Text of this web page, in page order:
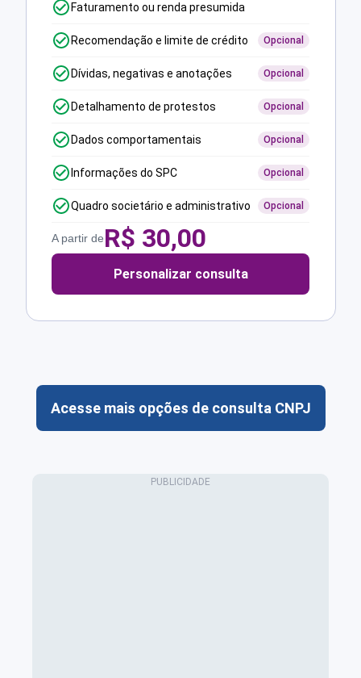
Faturamento ou renda presumida
Recomendação e limite de crédito Opcional
Dívidas, negativas e anotações Opcional
Detalhamento de protestos Opcional
Dados comportamentais Opcional
Informações do SPC Opcional
Quadro societário e administrativo Opcional
A partir deR$ 30,00
Personalizar consulta
Acesse mais opções de consulta CNPJ